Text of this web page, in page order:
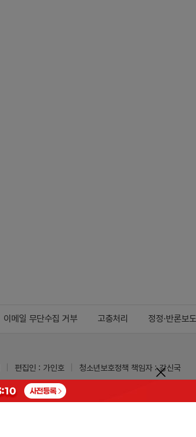
이메일 무단수집 거부 고충처리 정정·반론보도
편집인 : 가인호
청소년보호정책 책임자 : 강신국